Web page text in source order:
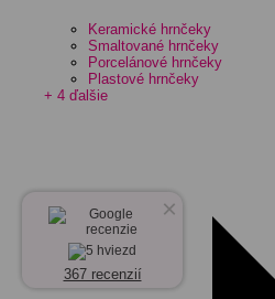
Keramické hrnčeky
Smaltované hrnčeky
Porcelánové hrnčeky
Plastové hrnčeky
+ 4 ďalšie
×
367 recenzií